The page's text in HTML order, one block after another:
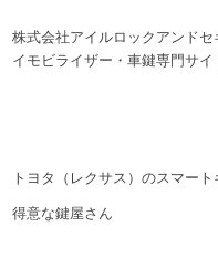
株式会社アイルロックアンド
イモビライザー・車鍵専門サ
トヨタ（レクサス）のスマー
得意な鍵屋さん